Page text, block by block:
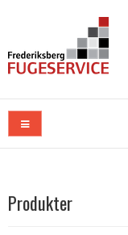
Produkter